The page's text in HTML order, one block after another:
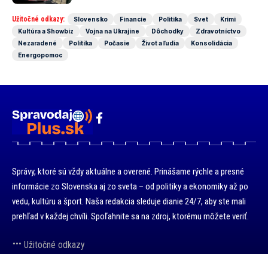
Užitočné odkazy: Slovensko Financie Politika Svet
Krimi
Kultúra a Showbiz
Vojna na Ukrajine Dôchodky
Zdravotníctvo
Nezaradené
Politika Počasie Život a ľudia
Konsolidácia
Energopomoc
Správy, ktoré sú vždy aktuálne a overené. Prinášame rýchle a presné
informácie zo Slovenska aj zo sveta – od politiky a ekonomiky až po
vedu, kultúru a šport. Naša redakcia sleduje dianie 24/7, aby ste mali
prehľad v každej chvíli. Spoľahnite sa na zdroj, ktorému môžete veriť.
Užitočné odkazy